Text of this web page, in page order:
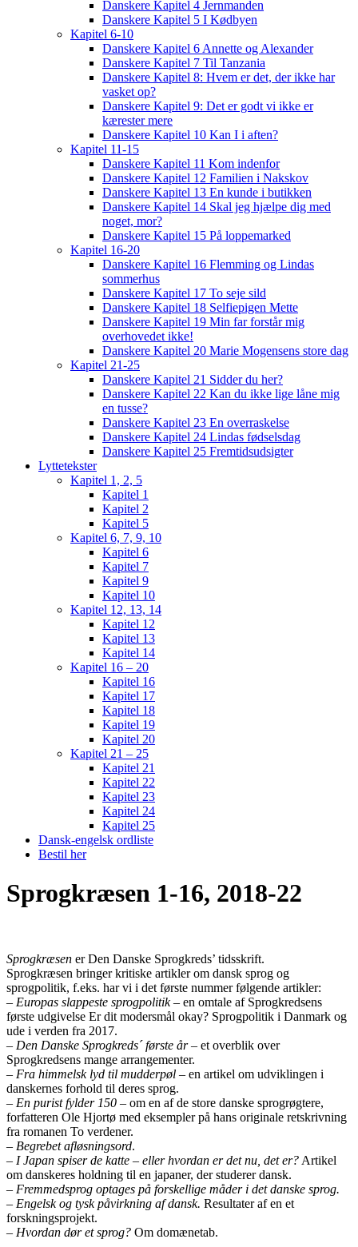
Danskere Kapitel 4 Jernmanden
Danskere Kapitel 5 I Kødbyen
Kapitel 6-10
Danskere Kapitel 6 Annette og Alexander
Danskere Kapitel 7 Til Tanzania
Danskere Kapitel 8: Hvem er det, der ikke har
vasket op?
Danskere Kapitel 9: Det er godt vi ikke er
kærester mere
Danskere Kapitel 10 Kan I i aften?
Kapitel 11-15
Danskere Kapitel 11 Kom indenfor
Danskere Kapitel 12 Familien i Nakskov
Danskere Kapitel 13 En kunde i butikken
Danskere Kapitel 14 Skal jeg hjælpe dig med
noget, mor?
Danskere Kapitel 15 På loppemarked
Kapitel 16-20
Danskere Kapitel 16 Flemming og Lindas
sommerhus
Danskere Kapitel 17 To seje sild
Danskere Kapitel 18 Selfiepigen Mette
Danskere Kapitel 19 Min far forstår mig
overhovedet ikke!
Danskere Kapitel 20 Marie Mogensens store dag
Kapitel 21-25
Danskere Kapitel 21 Sidder du her?
Danskere Kapitel 22 Kan du ikke lige låne mig
en tusse?
Danskere Kapitel 23 En overraskelse
Danskere Kapitel 24 Lindas fødselsdag
Danskere Kapitel 25 Fremtidsudsigter
Lyttetekster
Kapitel 1, 2, 5
Kapitel 1
Kapitel 2
Kapitel 5
Kapitel 6, 7, 9, 10
Kapitel 6
Kapitel 7
Kapitel 9
Kapitel 10
Kapitel 12, 13, 14
Kapitel 12
Kapitel 13
Kapitel 14
Kapitel 16 – 20
Kapitel 16
Kapitel 17
Kapitel 18
Kapitel 19
Kapitel 20
Kapitel 21 – 25
Kapitel 21
Kapitel 22
Kapitel 23
Kapitel 24
Kapitel 25
Dansk-engelsk ordliste
Bestil her
Sprogkræsen 1-16, 2018-22
Sprogkræsen er Den Danske Sprogkreds’ tidsskrift.
Sprogkræsen bringer kritiske artikler om dansk sprog og
sprogpolitik, f.eks. har vi i det første nummer følgende artikler:
– Europas slappeste sprogpolitik– en omtale af Sprogkredsens
første udgivelse Er dit modersmål okay? Sprogpolitik i Danmark og
ude i verden fra 2017.
– Den Danske Sprogkreds´ første år– et overblik over
Sprogkredsens mange arrangementer.
– Fra himmelsk lyd til mudderpøl – en artikel om udviklingen i
danskernes forhold til deres sprog.
– En purist fylder 150 – om en af de store danske sprogrøgtere,
forfatteren Ole Hjortø med eksempler på hans originale retskrivning
fra romanen To verdener.
– Begrebet afløsningsord.
– I Japan spiser de katte – eller hvordan er det nu, det er?Artikel
om danskeres holdning til en japaner, der studerer dansk.
– Fremmedsprog optages på forskellige måder i det danske sprog.
– Engelsk og tysk påvirkning af dansk. Resultater af en et
forskningsprojekt.
– Hvordan dør et sprog? Om domænetab.